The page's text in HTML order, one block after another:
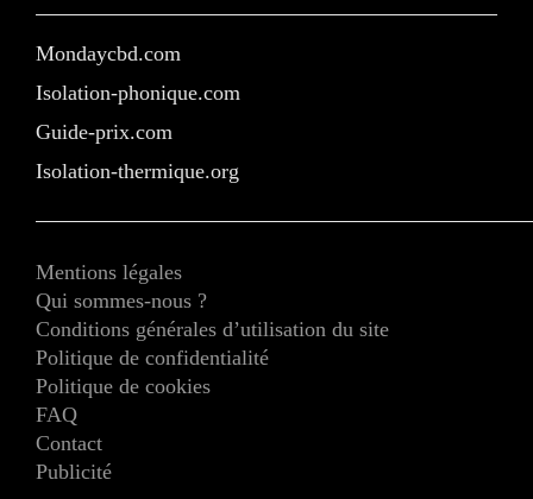
Mondaycbd.com
Isolation-phonique.com
Guide-prix.com
Isolation-thermique.org
Mentions légales
Qui sommes-nous ?
Conditions générales d’utilisation du site
Politique de confidentialité
Politique de cookies
FAQ
Contact
Publicité